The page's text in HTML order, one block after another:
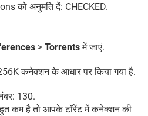
को अनुमति दें: CHECKED.
> Torrentsमें जाएं.
कनेक्शन के आधार पर किया गया है.
130.
कम है तो आपके टॉरेंट में कनेक्शन की